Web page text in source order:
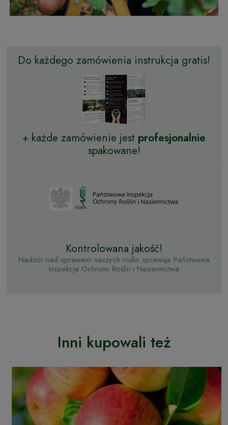
Do każdego zamówienia instrukcja gratis!
+ każde zamówienie jest profesjonalnie
spakowane!
Kontrolowana jakość!
Nadzór nad uprawami naszych roślin sprawuje Państwowa
Inspekcja Ochrony Roślin i Nasiennictwa
Inni kupowali też